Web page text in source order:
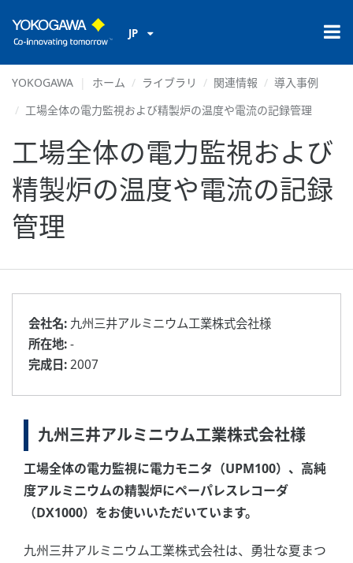
JP
YOKOGAWA ホーム ライブラリ 関連情報
導入事例
工場全体の電力監視および精製炉の温度や電流の記録管理
工場全体の電力監視および
精製炉の温度や電流の記録
管理
会社名: 九州三井アルミニウム工業株式会社様
所在地:-
完成日:2007
九州三井アルミニウム工業株式会社様
工場全体の電力監視に電力モニタ（UPM100）、高純
度アルミニウムの精製炉にペーパレスレコーダ
（DX1000）をお使いいただいています。
九州三井アルミニウム工業株式会社は、勇壮な夏まつ